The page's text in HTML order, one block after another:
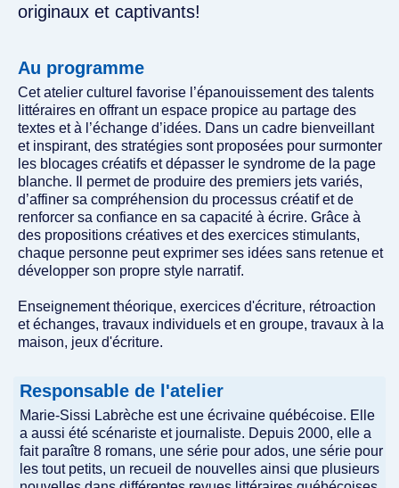
originaux et captivants!
Au programme
Cet atelier culturel favorise l’épanouissement des talents
littéraires en offrant un espace propice au partage des
textes et à l’échange d’idées. Dans un cadre bienveillant
et inspirant, des stratégies sont proposées pour surmonter
les blocages créatifs et dépasser le syndrome de la page
blanche. Il permet de produire des premiers jets variés,
d’affiner sa compréhension du processus créatif et de
renforcer sa confiance en sa capacité à écrire. Grâce à
des propositions créatives et des exercices stimulants,
chaque personne peut exprimer ses idées sans retenue et
développer son propre style narratif.
Enseignement théorique, exercices d'écriture, rétroaction
et échanges, travaux individuels et en groupe, travaux à la
maison, jeux d'écriture.
Responsable de l'atelier
Marie-Sissi Labrèche est une écrivaine québécoise. Elle
a aussi été scénariste et journaliste. Depuis 2000, elle a
fait paraître 8 romans, une série pour ados, une série pour
les tout petits, un recueil de nouvelles ainsi que plusieurs